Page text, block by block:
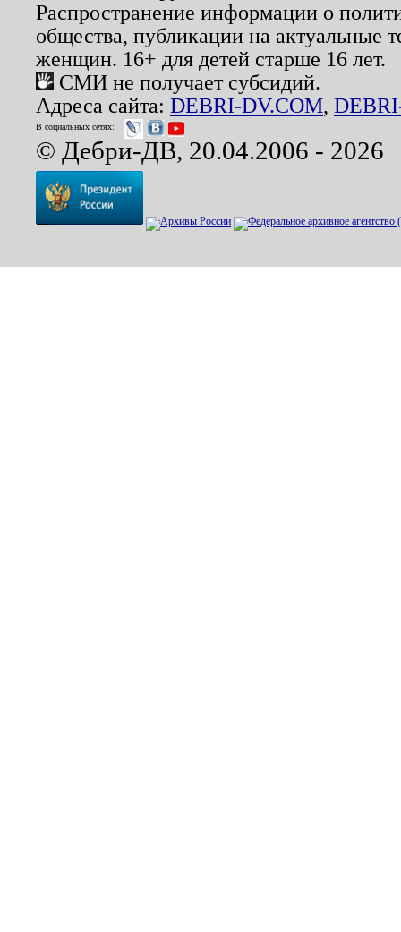
Распространение информации о
общества, публикации на актуальные
женщин. 16+ для детей старше 16 лет.
СМИ не получает субсидий.
Адреса сайта: DEBRI-DV.COM,
В социальных сетях:
© Дебри-ДВ, 20.04.2006 - 2026